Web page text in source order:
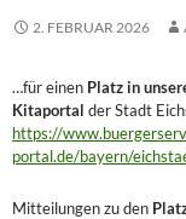
2. FEBRUAR 2026
…für einen Platz in
Kitaportal der Stadt
https://
portal.de/bayern/
Mitteilungen zu den